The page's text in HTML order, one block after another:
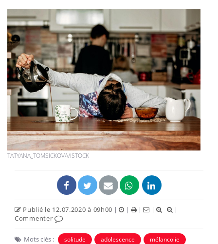
TATYANA_TOMSICKOVA/ISTOCK
Publié le 12.07.2020 à 09h00 | | | |
|
Commenter
Mots clés : solitude adolescence
mélancolie